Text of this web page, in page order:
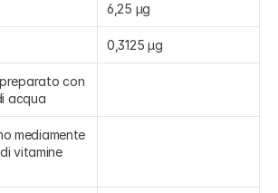
6,25 µg
0,3125 µg
con
acqua
mediamente
vitamine